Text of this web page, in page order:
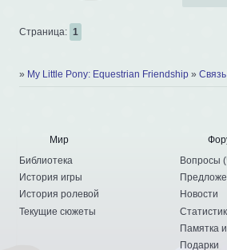
Страница: 1
» My Little Pony: Equestrian Friendship » Связь
Мир
Библиотека
История игры
История ролевой
Текущие сюжеты
Вопросы (
Новости
Памятка
Подарки